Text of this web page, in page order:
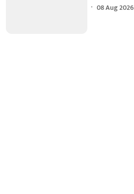
08 Aug 2026